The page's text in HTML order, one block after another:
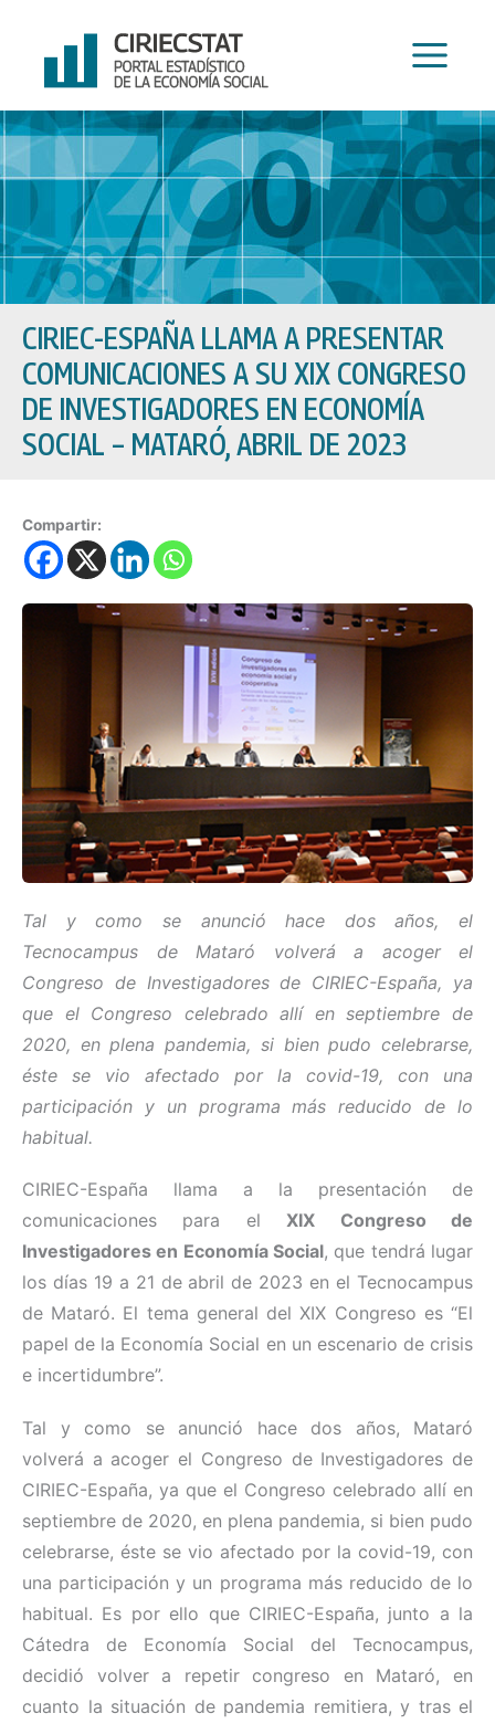
contenido
CIRIEC-ESPAÑA LLAMA A PRESENTAR
COMUNICACIONES A SU XIX CONGRESO
DE INVESTIGADORES EN ECONOMÍA
SOCIAL – MATARÓ, ABRIL DE 2023
Compartir:
Tal y como se anunció hace dos años, el
Tecnocampus de Mataró volverá a acoger el
Congreso de Investigadores de CIRIEC-España, ya
que el Congreso celebrado allí en septiembre de
2020, en plena pandemia, si bien pudo celebrarse,
éste se vio afectado por la covid-19, con una
participación y un programa más reducido de lo
habitual.
CIRIEC-España llama a la presentación de
comunicaciones para elXIX Congreso de
Investigadores en Economía Social, que tendrá lugar
los días 19 a 21 de abril de 2023 en el Tecnocampus
de Mataró. El tema general del XIX Congreso es “El
papel de la Economía Social en un escenario de crisis
e incertidumbre”.
Tal y como se anunció hace dos años, Mataró
volverá a acoger el Congreso de Investigadores de
CIRIEC-España, ya que el Congreso celebrado allí en
septiembre de 2020, en plena pandemia, si bien pudo
celebrarse, éste se vio afectado por la covid-19, con
una participación y un programa más reducido de lo
habitual. Es por ello que CIRIEC-España, junto a la
Cátedra de Economía Social del Tecnocampus,
decidió volver a repetir congreso en Mataró, en
cuanto la situación de pandemia remitiera, y tras el